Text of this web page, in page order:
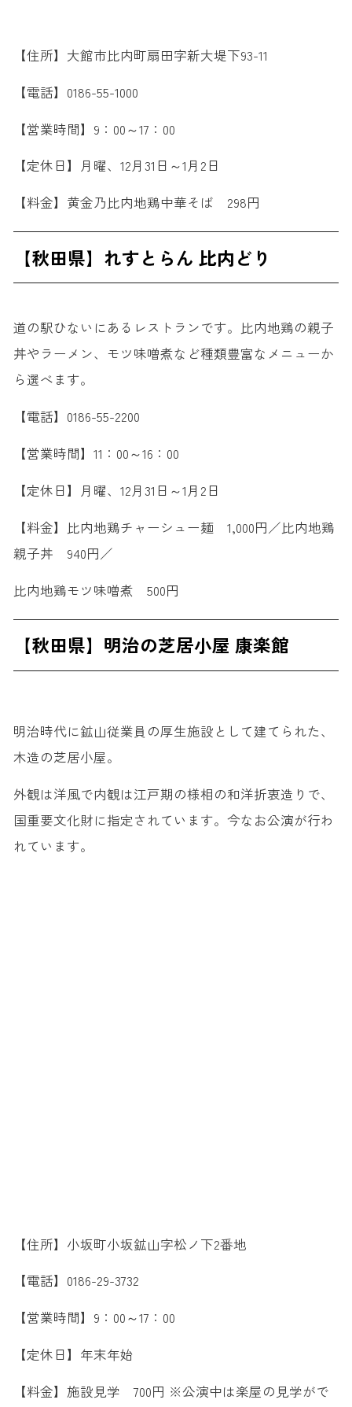
【住所】大館市比内町扇田字新大堤下93-11
【電話】0186-55-1000
【営業時間】9：00～17：00
【定休日】月曜、12月31日～1月2日
【料金】黄金乃比内地鶏中華そば 298円
【秋田県】れすとらん 比内どり
道の駅ひないにあるレストランです。比内地鶏の親子
丼やラーメン、モツ味噌煮など種類豊富なメニューか
ら選べます。
【電話】0186-55-2200
【営業時間】11：00～16：00
【定休日】月曜、12月31日～1月2日
【料金】比内地鶏チャーシュー麺 1,000円／比内地鶏
親子丼 940円／
比内地鶏モツ味噌煮 500円
【秋田県】明治の芝居小屋 康楽館
明治時代に鉱山従業員の厚生施設として建てられた、
木造の芝居小屋。
外観は洋風で内観は江戸期の様相の和洋折衷造りで、
国重要文化財に指定されています。今なお公演が行わ
れています。
【住所】小坂町小坂鉱山字松ノ下2番地
【電話】0186-29-3732
【営業時間】9：00～17：00
【定休日】年末年始
【料金】施設見学 700円 ※公演中は楽屋の見学がで